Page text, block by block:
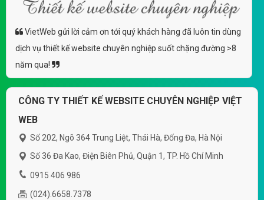
VietWeb gửi lời cảm ơn tới quý khách hàng đã luôn tin dùng
dịch vụ thiết kế website chuyên nghiệp suốt chặng đường >8
năm qua!
CÔNG TY THIẾT KẾ WEBSITE CHUYÊN NGHIỆP VIỆT
WEB
Số 202, Ngõ 364 Trung Liệt, Thái Hà, Đống Đa, Hà Nội
Số 36 Đa Kao, Điện Biên Phủ, Quận 1, TP. Hồ Chí Minh
0915 406 986
(024).6658.7378